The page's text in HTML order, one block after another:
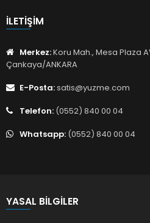
İLETIŞIM
Merkez:Koru Mah., Mesa Plaza
Çankaya/ANKARA
E-Posta:satis@yuzme.com
Telefon: (0552) 840 00 04
Whatsapp: (0552) 840 00 04
YASAL BILGILER